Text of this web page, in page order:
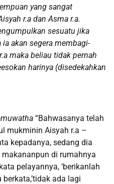
yang sangat
r.a dan Asma r.a.
sesuatu jika
akan segera membagi-
maka beliau tidak pernah
harinya (disedekahkan
“Bahwasanya telah
mukminin Aisyah r.a –
kepadanya, sedang dia
di rumahnya
pelayannya, ‘berikanlah
ada lagi